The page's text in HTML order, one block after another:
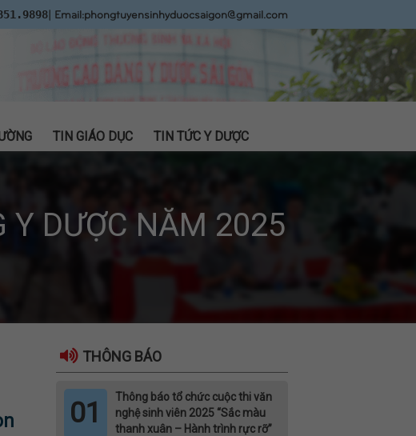
| Email:phongtuyensinhyduocsaigon@gmail.com
TIN GIÁO DỤC TIN TỨC Y DƯỢC
Y DƯỢC NĂM 2025
THÔNG BÁO
01
Thông báo tổ chức cuộc thi văn
nghệ sinh viên 2025 “Sắc màu
thanh xuân – Hành trình rực rỡ”